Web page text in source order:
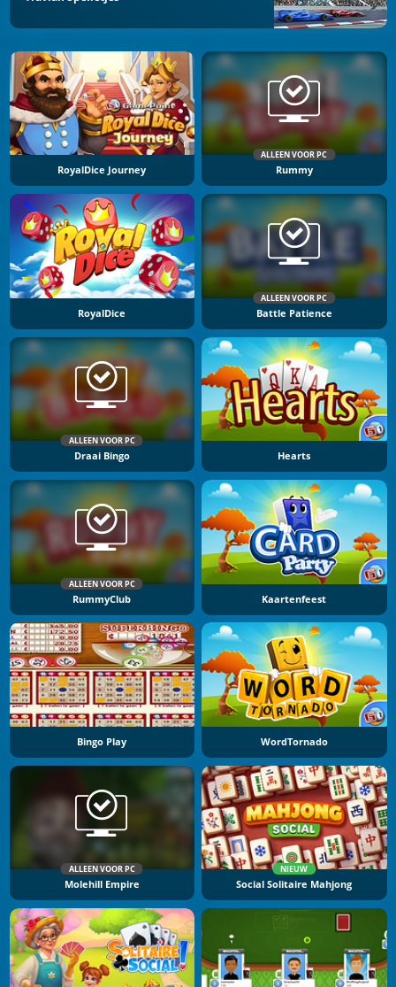
RoyalDice Journey
ALLEEN VOOR PC
Rummy
RoyalDice
ALLEEN VOOR PC
Battle Patience
ALLEEN VOOR PC
Draai Bingo Hearts
ALLEEN VOOR PC
RummyClub Kaartenfeest
Bingo Play WordTornado
ALLEEN VOOR PC
Molehill Empire
NIEUW
Social Solitaire Mahjong